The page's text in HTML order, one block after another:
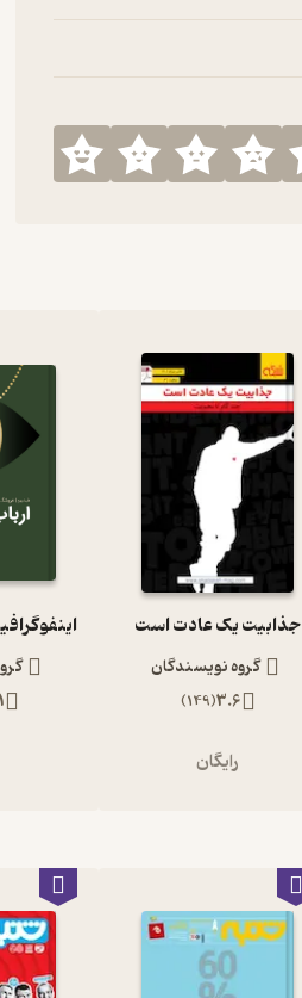
جذابیت یک عادت است
گروه نویسندگان
3.6
(
149
)
رایگان